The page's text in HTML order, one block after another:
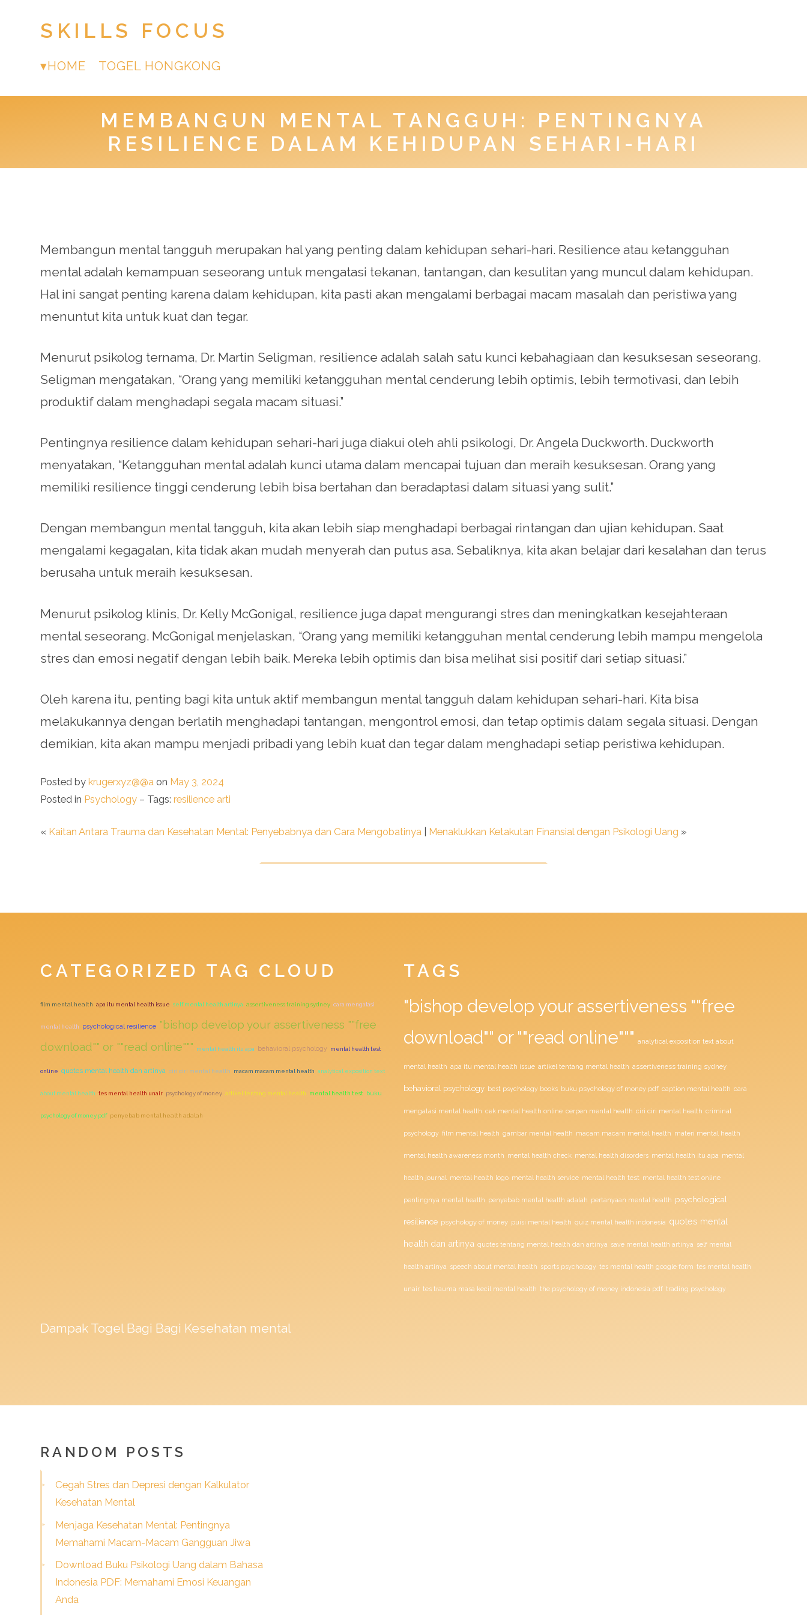
SKILLS FOCUS
HOME TOGEL HONGKONG
MEMBANGUN MENTAL TANGGUH: PENTINGNYA
RESILIENCE DALAM KEHIDUPAN SEHARI-HARI
Membangun mental tangguh merupakan hal yang penting dalam kehidupan sehari-hari. Resilience atau ketangguhan
mental adalah kemampuan seseorang untuk mengatasi tekanan, tantangan, dan kesulitan yang muncul dalam kehidupan.
Hal ini sangat penting karena dalam kehidupan, kita pasti akan mengalami berbagai macam masalah dan peristiwa yang
menuntut kita untuk kuat dan tegar.
Menurut psikolog ternama, Dr. Martin Seligman, resilience adalah salah satu kunci kebahagiaan dan kesuksesan seseorang.
Seligman mengatakan, “Orang yang memiliki ketangguhan mental cenderung lebih optimis, lebih termotivasi, dan lebih
produktif dalam menghadapi segala macam situasi.”
Pentingnya resilience dalam kehidupan sehari-hari juga diakui oleh ahli psikologi, Dr. Angela Duckworth. Duckworth
menyatakan, “Ketangguhan mental adalah kunci utama dalam mencapai tujuan dan meraih kesuksesan. Orang yang
memiliki resilience tinggi cenderung lebih bisa bertahan dan beradaptasi dalam situasi yang sulit.”
Dengan membangun mental tangguh, kita akan lebih siap menghadapi berbagai rintangan dan ujian kehidupan. Saat
mengalami kegagalan, kita tidak akan mudah menyerah dan putus asa. Sebaliknya, kita akan belajar dari kesalahan dan terus
berusaha untuk meraih kesuksesan.
Menurut psikolog klinis, Dr. Kelly McGonigal, resilience juga dapat mengurangi stres dan meningkatkan kesejahteraan
mental seseorang. McGonigal menjelaskan, “Orang yang memiliki ketangguhan mental cenderung lebih mampu mengelola
stres dan emosi negatif dengan lebih baik. Mereka lebih optimis dan bisa melihat sisi positif dari setiap situasi.”
Oleh karena itu, penting bagi kita untuk aktif membangun mental tangguh dalam kehidupan sehari-hari. Kita bisa
melakukannya dengan berlatih menghadapi tantangan, mengontrol emosi, dan tetap optimis dalam segala situasi. Dengan
demikian, kita akan mampu menjadi pribadi yang lebih kuat dan tegar dalam menghadapi setiap peristiwa kehidupan.
Posted bykrugerxyz@@a on May 3, 2024
Posted in Psychology – Tags:resilience arti
« Kaitan Antara Trauma dan Kesehatan Mental: Penyebabnya dan Cara Mengobatinya | Menaklukkan Ketakutan Finansial dengan Psikologi Uang »
CATEGORIZED TAG CLOUD
film mental health apa itu mental health issue self mental health artinya assertiveness training sydney cara mengatasi
mental health psychological resilience "bishop develop your assertiveness ""free
download"" or ""read online"""
mental health itu apa behavioral psychology mental health test
online quotes mental health dan artinya ciri ciri mental health macam macam mental health analytical exposition text
about mental health tes mental health unair psychology of money artikel tentang mental health mental health test buku
psychology of money pdf penyebab mental health adalah
TAGS
"bishop develop your assertiveness ""free
download"" or ""read online""" analytical exposition text about
mental health apa itu mental health issue artikel tentang mental health assertiveness training sydney
behavioral psychology best psychology books buku psychology of money pdf caption mental health cara
mengatasi mental health cek mental health online cerpen mental health ciri ciri mental health criminal
psychology film mental health gambar mental health macam macam mental health materi mental health
mental health awareness month mental health check mental health disorders mental health itu apa mental
health journal mental health logo mental health service mental health test mental health test online
pentingnya mental health penyebab mental health adalah pertanyaan mental health psychological
resilience psychology of money puisi mental health quiz mental health indonesia quotes mental
health dan artinya quotes tentang mental health dan artinya save mental health artinya self mental
health artinya speech about mental health sports psychology tes mental health google form tes mental health
unair tes trauma masa kecil mental health the psychology of money indonesia pdf trading psychology
Dampak TogelBagi Bagi Kesehatan mental
RANDOM POSTS
Cegah Stres dan Depresi dengan Kalkulator
Kesehatan Mental
Menjaga Kesehatan Mental: Pentingnya
Memahami Macam-Macam Gangguan Jiwa
Download Buku Psikologi Uang dalam Bahasa
Indonesia PDF: Memahami Emosi Keuangan
Anda